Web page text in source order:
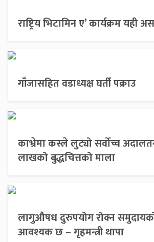
राष्ट्रिय भिटामिन ए’ कार्यक्रम यही
गाँजासहित वडाध्यक्ष घर्ती पक्राउ
काभ्रेमा कस्ले लुट्यो सर्वोच्च
लाखको बुद्धचित्तको माला
लागुऔषध दुरुपयोग रोक्न
आवश्यक छ – गृहमन्त्री थापा